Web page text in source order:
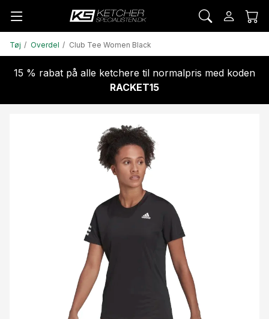
Tøj Overdel Club Tee Women Black
15 % rabat på alle ketchere til normalpris med koden
RACKET15